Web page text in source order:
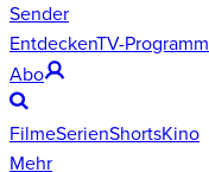
Sender
EntdeckenTV-Programm
Abo
FilmeSerienShortsKino
Mehr